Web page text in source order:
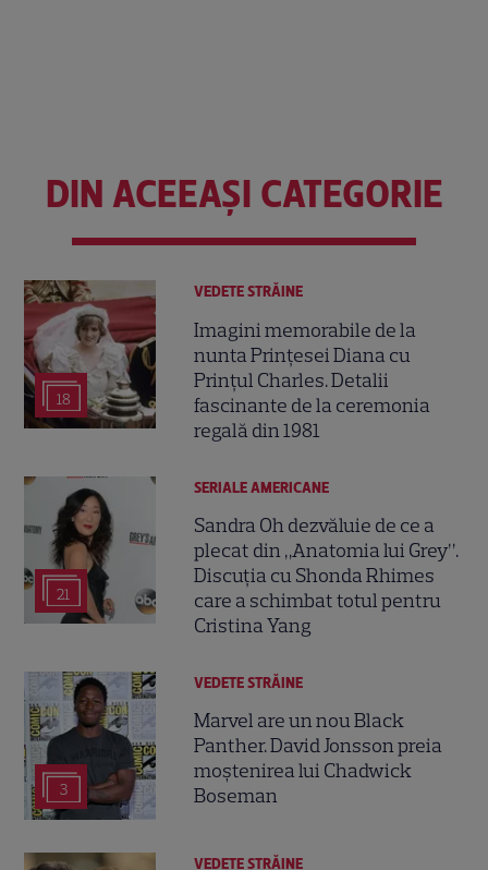
DIN ACEEAȘI CATEGORIE
18
VEDETE STRĂINE
Imagini memorabile de la
nunta Prințesei Diana cu
Prințul Charles. Detalii
fascinante de la ceremonia
regală din 1981
21
SERIALE AMERICANE
Sandra Oh dezvăluie de ce a
plecat din „Anatomia lui Grey”.
Discuția cu Shonda Rhimes
care a schimbat totul pentru
Cristina Yang
3
VEDETE STRĂINE
Marvel are un nou Black
Panther. David Jonsson preia
moștenirea lui Chadwick
Boseman
VEDETE STRĂINE